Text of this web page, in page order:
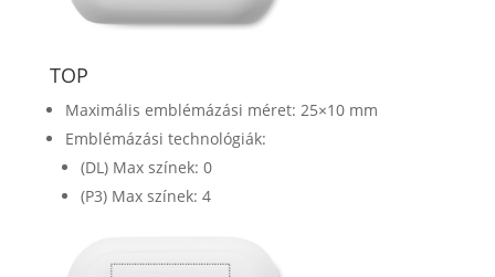
TOP
Maximális emblémázási méret: 25×10 mm
Emblémázási technológiák:
(DL) Max színek: 0
(P3) Max színek: 4